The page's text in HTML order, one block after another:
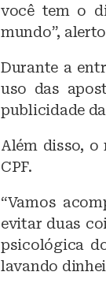
você tem o
mundo”,
Durante a
uso das
publicidade
Além disso, o
CPF.
“Vamos
evitar duas
psicológica
lavando